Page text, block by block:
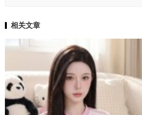
相关文章